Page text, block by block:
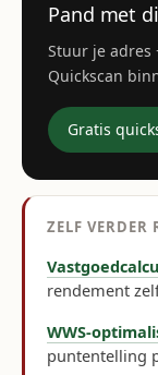
Pand met
Stuur je adres
Quickscan
Gratis
ZELF VERDER
rendement
WWS-
puntentelling